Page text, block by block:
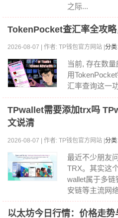
之际...
TokenPocket查汇率全攻
2026-08-07 | 作者: TP钱包官方网站 | 分
当前, 存在数
用
汇率查询这一
TPwallet需要添加trx吗
文说清
2026-08-07 | 作者: TP钱包官方网站 | 分
最近不少朋友
TRX。其实这
wallet属于多
安链等主流网
以太坊今日行情：价格走势